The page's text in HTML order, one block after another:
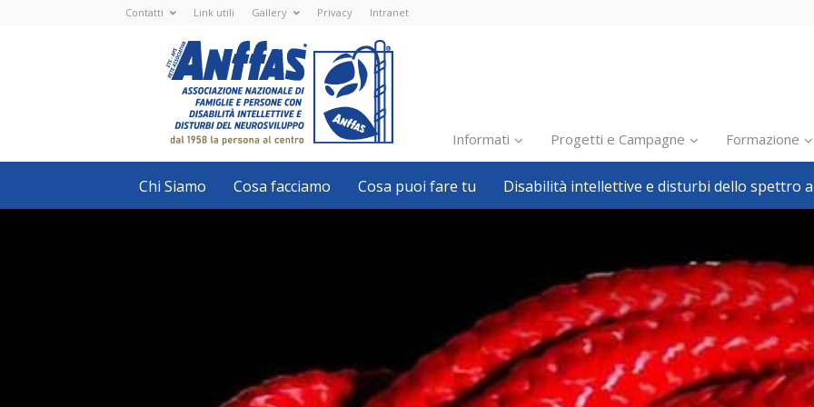
Contatti Link utili Gallery Privacy Intranet
Nazionale
ETS
-
APS
Associazione
Nazionale
di
Famiglie
e
con
disabilità
intellettive
Informati
Inclusione scolastica
Inclusione lavorativa
Politiche sociali
Sport
Pillole
Formazione
Avvisi, bandi
Ricerca e Scienza
Welfare locale
Progetti e Campagne Formazione
Chi Siamo Cosa facciamo Cosa puoi fare tu Disabilità intellettive e disturbi dello spettro